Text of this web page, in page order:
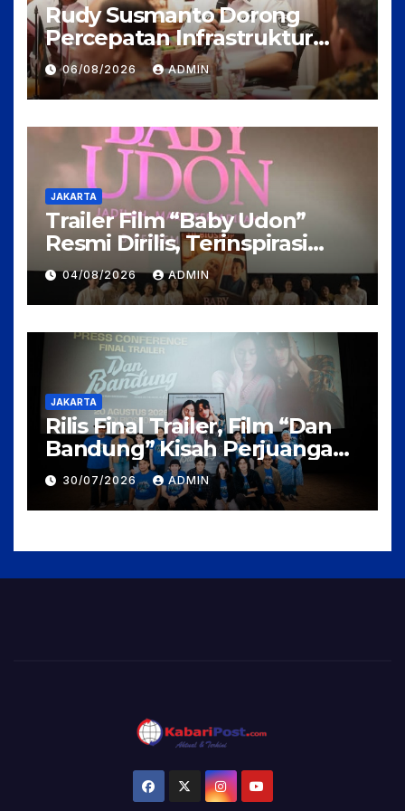
Rudy Susmanto Dorong
Percepatan Infrastruktur
untuk Menarik Investasi ke
Kabupaten Bogor
06/08/2026 ADMIN
JAKARTA
Trailer Film “Baby Udon”
Resmi Dirilis, Terinspirasi
Kisah Nyata Perjuangan
Fanny Kondoh
04/08/2026 ADMIN
JAKARTA
Rilis Final Trailer, Film “Dan
Bandung” Kisah Perjuangan
Cinta Karya Pidi Baig dan
Arahan Rudi Soedjarwo, Siap
Mengaduk Emosi Penonton
30/07/2026 ADMIN